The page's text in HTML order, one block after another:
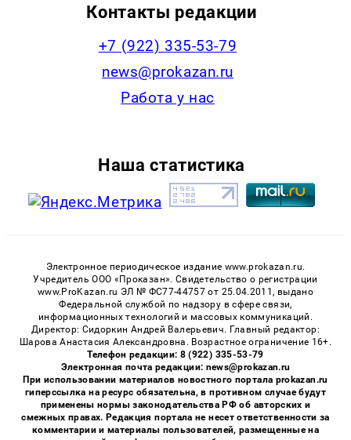
Контакты редакции
+7 (922) 335-53-79
news@prokazan.ru
Работа у нас
Наша статистика
Электронное периодическое издание www.prokazan.ru.
Учредитель ООО «Проказан». Cвидетельство о регистрации
www.ProKazan.ru ЭЛ № ФС77-44757 от 25.04.2011, выдано
Федеральной службой по надзору в сфере связи,
информационных технологий и массовых коммуникаций.
Директор: Сидоркин Андрей Валерьевич. Главный редактор:
Шарова Анастасия Александровна. Возрастное ограничение 16+.
Телефон редакции: 8 (922) 335-53-79
Электронная почта редакции: news@prokazan.ru
При использовании материалов новостного портала prokazan.ru
гиперссылка на ресурс обязательна, в противном случае будут
применены нормы законодательства РФ об авторских и
смежных правах. Редакция портала не несет ответственности за
комментарии и материалы пользователей, размещенные на